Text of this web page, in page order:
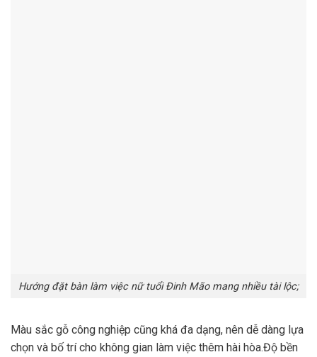
Hướng đặt bàn làm việc nữ tuổi Đinh Mão mang nhiều tài lộc;
Màu sắc gỗ công nghiệp cũng khá đa dạng, nên dễ dàng lựa
chọn và bố trí cho không gian làm việc thêm hài hòa.Độ bền